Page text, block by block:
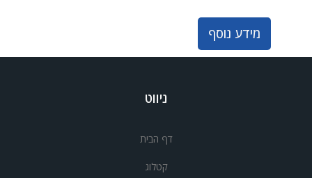
מידע נוסף
ניווט
דף הבית
קטלוג